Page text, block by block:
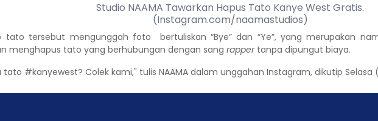
Studio NAAMA Tawarkan Hapus Tato Kanye West Gratis.
(Instagram.com/naamastudios)
tato tersebut mengunggah foto bertuliskan “Bye” dan “Ye”, yang merupakan
menghapus tato yang berhubungan dengan sang rapper tanpa dipungut biaya.
tato #kanyewest? Colek kami," tulis NAAMA dalam unggahan Instagram, dikutip Selasa